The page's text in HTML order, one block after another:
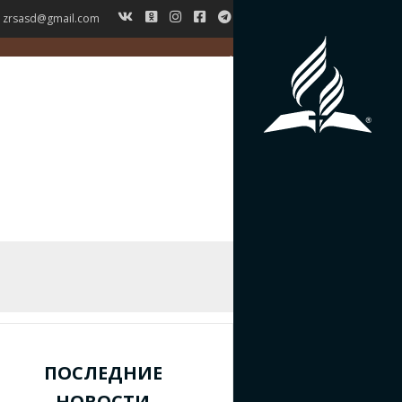
zrsasd@gmail.com
ПОСЛЕДНИЕ